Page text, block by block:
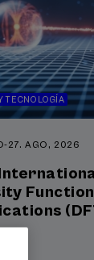
TECNOLOGÍA
-27. AGO, 2026